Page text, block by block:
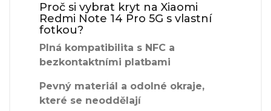
Proč si vybrat kryt na Xiaomi
Redmi Note 14 Pro 5G s vlastní
fotkou?
Plná kompatibilita s NFC a
bezkontaktními platbami
Pevný materiál a odolné okraje,
které se neoddělají